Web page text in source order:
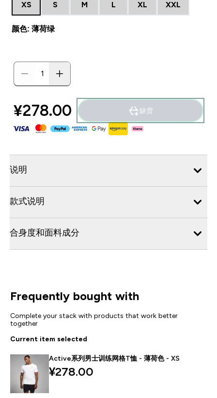
XS S M L XL XXL
颜色: 薄荷绿
¥278.00‎ 缺货
说明
款式说明
合身度和面料成分
Frequently bought with
Complete your stack with products that work better
together
Current item selected
Active系列男士训练网格T恤 - 薄荷色 - XS
¥278.00‎